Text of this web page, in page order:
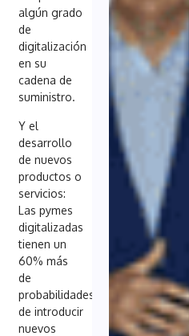
algún grado
de
digitalización
en su
cadena de
suministro.
Y el
desarrollo
de nuevos
productos o
servicios:
Las pymes
digitalizadas
tienen un
60% más
de
probabilidades
de introducir
nuevos